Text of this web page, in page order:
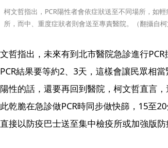
柯文哲指出，PCR陽性者會依症狀送至不同場所，如
所，而中、重度症狀者則會送至專責醫院。（翻攝自柯
哲指出，未來有到北市醫院急診進行
結果要等約2、3天，這樣會讓民眾相
性的話，還要再回到醫院，柯文哲直言
乾脆在急診做PCR時同步做快篩，15至
接以防疫巴士送至集中檢疫所或加強版防